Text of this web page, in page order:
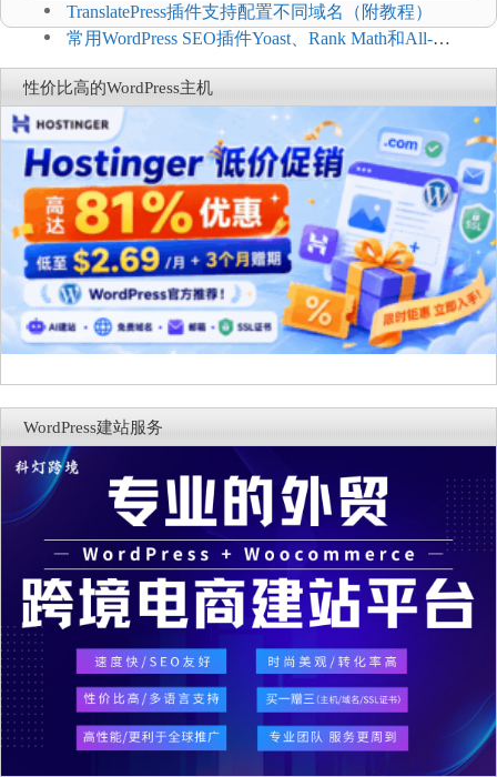
哪个好
TranslatePress插件支持配置不同域名（附教程）
常用WordPress SEO插件Yoast、Rank Math和All-in-
One SEO对比分析
性价比高的WordPress主机
WordPress建站服务